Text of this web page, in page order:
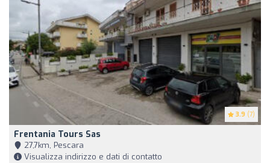
3.9 (7)
Frentania Tours Sas
27,7km, Pescara
Visualizza indirizzo e dati di contatto